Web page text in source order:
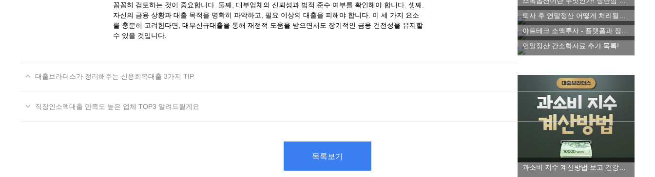
연말정산 간소화자료 추가 목록!
꼼꼼히 검토하는 것이 중요합니다. 둘째, 대부업체의 신뢰성과 법적 준수 여부를 확인해야 합니다. 셋째,
자신의 금융 상황과 대출 목적을 명확히 파악하고, 필요 이상의 대출을 피해야 합니다. 이 세 가지 요소
를 충분히 고려한다면, 대부신규대출을 통해 재정적 도움을 받으면서도 장기적인 금융 건전성을 유지할
수 있을 것입니다.
대출브라더스가 정리해주는 신용회복대출 3가지 TIP
직장인소액대출 만족도 높은 업체 TOP3 알려드릴게요
목록보기